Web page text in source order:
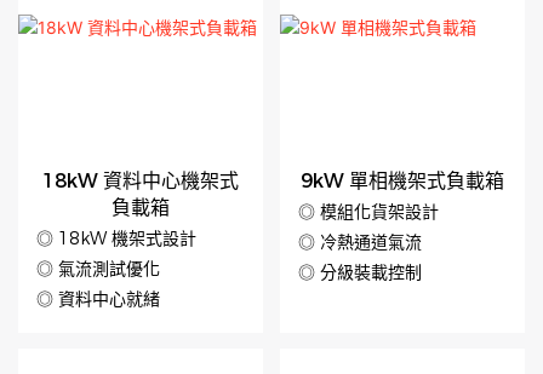
18kW 資料中心機架式
負載箱
◎ 18kW 機架式設計
◎ 氣流測試優化
◎ 資料中心就緒
9kW 單相機架式負載箱
◎ 模組化貨架設計
◎ 冷熱通道氣流
◎ 分級裝載控制